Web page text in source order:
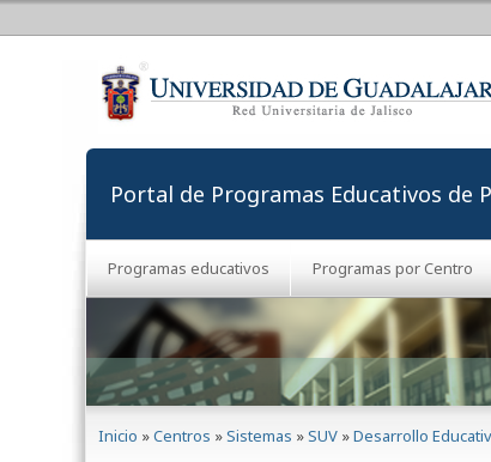
Portal de Programas Educativos de
Programas educativos Programas por Centro
Inicio »Centros »Sistemas »SUV »Desarrollo